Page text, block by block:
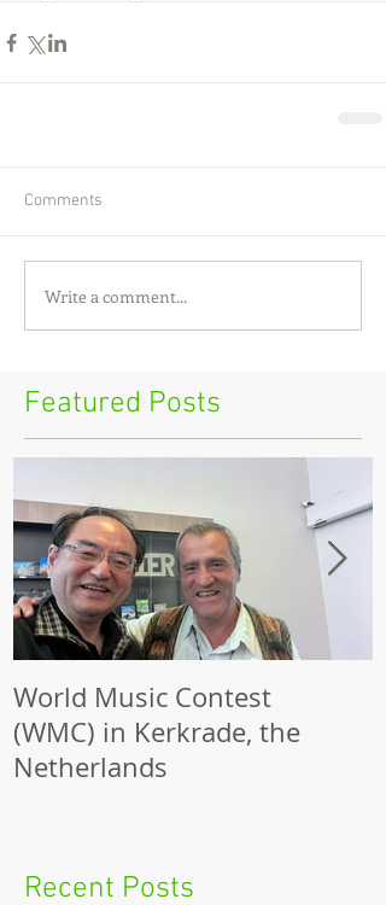
Comments
Write a comment...
Featured Posts
World Music Contest
(WMC) in Kerkrade, the
Netherlands
Recent Posts